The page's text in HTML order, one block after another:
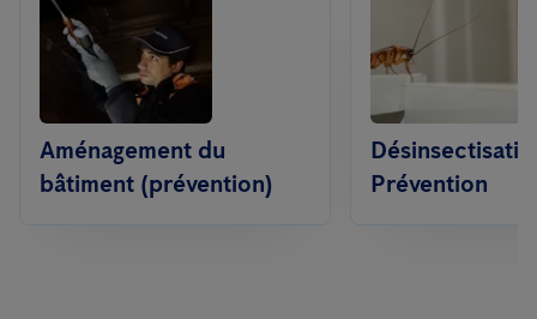
Aménagement du
bâtiment (prévention)
Prévention